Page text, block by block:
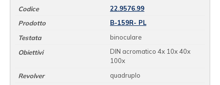
22.9576.99
B-159R- PL
binoculare
DIN acromatico 4x 10x 40x
100x
quadruplo